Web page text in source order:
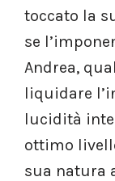
toccato la
se
Andrea,
liquidare
lucidità
ottimo
sua natura